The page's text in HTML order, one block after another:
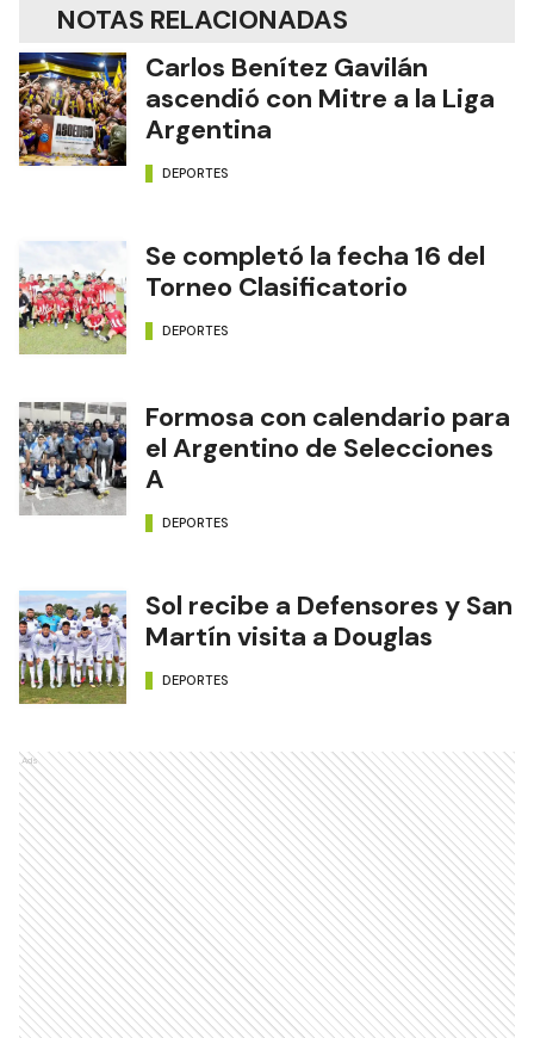
NOTAS RELACIONADAS
Carlos Benítez Gavilán
ascendió con Mitre a la Liga
Argentina
DEPORTES
Se completó la fecha 16 del
Torneo Clasificatorio
DEPORTES
Formosa con calendario para
el Argentino de Selecciones
A
DEPORTES
Sol recibe a Defensores y San
Martín visita a Douglas
DEPORTES
Ads